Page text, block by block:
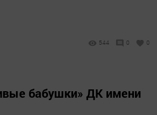
544 0 0
бабушки» ДК имени